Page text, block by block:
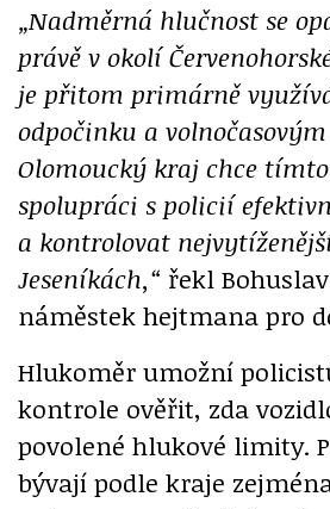
„Nadměrná hlučnost se
právě v okolí
je přitom primárně
odpočinku a
Olomoucký kraj chce
spolupráci s policií
a kontrolovat
Jeseníkách,“ řekl
náměstek hejtmana pro
Hlukoměr umožní
kontrole ověřit, zda
povolené hlukové limity.
bývají podle kraje